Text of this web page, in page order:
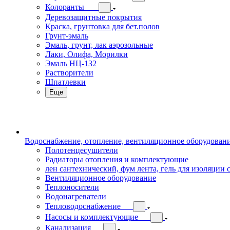
Колоранты
Деревозащитные покрытия
Краска, грунтовка для бет.полов
Грунт-эмаль
Эмаль, грунт, лак аэрозольные
Лаки, Олифа, Морилки
Эмаль НЦ-132
Растворители
Шпатлевки
Еще
Водоснабжение, отопление, вентиляционное
Полотенцесушители
Радиаторы отопления и комплектующие
лен сантехнический, фум лента, гель для изоляции
Вентиляционное оборудование
Теплоносители
Водонагреватели
Тепловодоснабжение
Насосы и комплектующие
Канализация